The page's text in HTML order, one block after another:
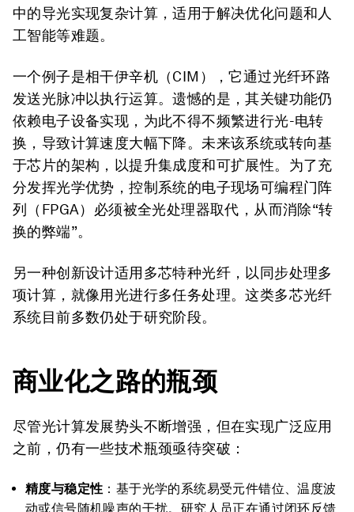
中的导光实现复杂计算，适用于解决优化问题和人
工智能等难题。
一个例子是相干伊辛机（CIM），它通过光纤环路
发送光脉冲以执行运算。遗憾的是，其关键功能仍
依赖电子设备实现，为此不得不频繁进行光-电转
换，导致计算速度大幅下降。未来该系统或转向基
于芯片的架构，以提升集成度和可扩展性。为了充
分发挥光学优势，控制系统的电子现场可编程门阵
列（FPGA）必须被全光处理器取代，从而消除“转
换的弊端”。
另一种创新设计适用多芯特种光纤，以同步处理多
项计算，就像用光进行多任务处理。这类多芯光纤
系统目前多数仍处于研究阶段。
商业化之路的瓶颈
尽管光计算发展势头不断增强，但在实现广泛应用
之前，仍有一些技术瓶颈亟待突破：
精度与稳定性 ：基于光学的系统易受元件错位、温度波
动或信号随机噪声的干扰。研究人员正在通过闭环反馈